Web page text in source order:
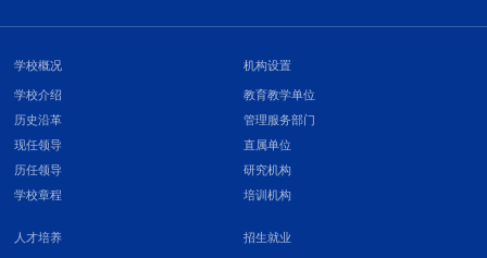
学校概况
学校介绍
历史沿革
现任领导
历任领导
学校章程
机构设置
教育教学单位
管理服务部门
直属单位
研究机构
培训机构
人才培养 招生就业